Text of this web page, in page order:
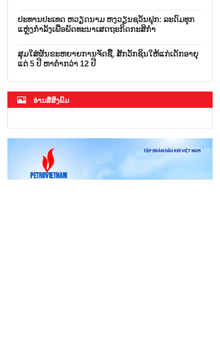
ປະທານປະເທດ ຫວຽດນາມ ຫງວຽນຊວັນຟຸກ: ລະດົມທຸກ
ແຫຼ່ງກຳລັງເພື່ອພັດທະນາເສດຖະກິດກະສິກຳ
ສຸມໃສ່ຜັນຂະຫຍາຍການຈັດຊື້, ສັກວັກຊິນໃຫ້ແກ່ເດັກອາຍຸ
ແຕ່ 5 ປີ ຫາຕ່ຳກວ່າ 12 ປີ
ອ່ານສື່ສິ່ງພິມ